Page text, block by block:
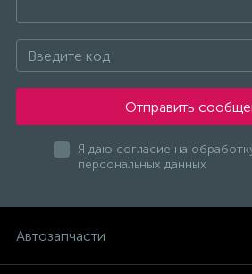
Отправить
Я даю согласие на
персональных данных
Автозапчасти